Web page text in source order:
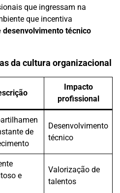
que ingressam na
que incentiva
técnico
da cultura organizacional
Impacto
profissional
de
Desenvolvimento
técnico
e
Valorização de
talentos